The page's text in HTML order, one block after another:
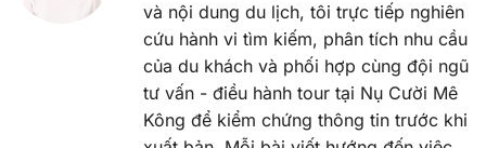
và nội dung du lịch, tôi trực tiếp nghiên
cứu hành vi tìm kiếm, phân tích nhu cầu
của du khách và phối hợp cùng đội ngũ
tư vấn - điều hành tour tại Nụ Cười Mê
Kông để kiểm chứng thông tin trước khi